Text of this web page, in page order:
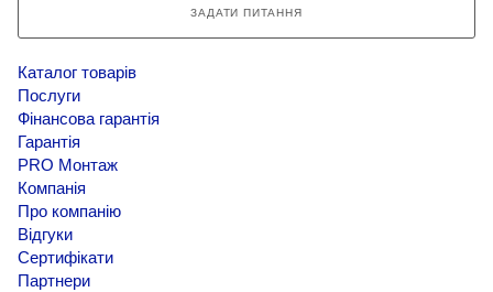
ЗАДАТИ ПИТАННЯ
Каталог товарів
Послуги
Фінансова гарантія
Гарантія
PRO Монтаж
Компанія
Про компанію
Відгуки
Сертифікати
Партнери